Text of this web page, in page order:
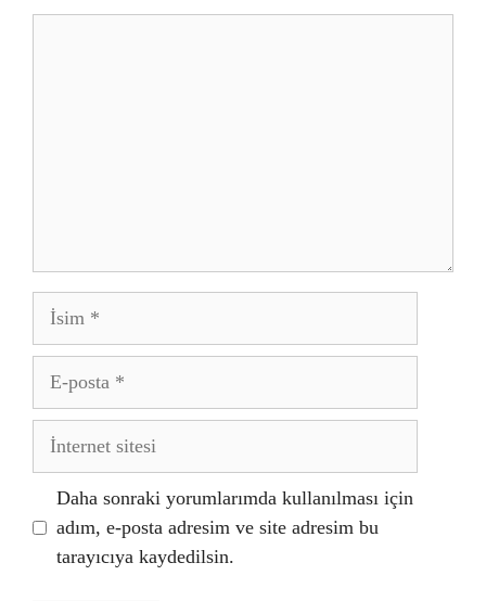
İsim
posta
İnternet
Daha sonraki yorumlarımda kullanılması için
adım, e-posta adresim ve site adresim bu
tarayıcıya kaydedilsin.